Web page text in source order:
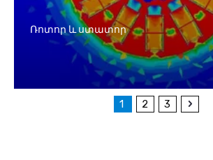
Ռոտոր և ստատոր
1 2 3